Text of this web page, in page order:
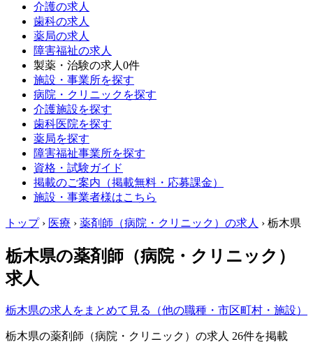
介護の求人
歯科の求人
薬局の求人
障害福祉の求人
製薬・治験の求人 0件
施設・事業所を探す
病院・クリニックを探す
介護施設を探す
歯科医院を探す
薬局を探す
障害福祉事業所を探す
資格・試験ガイド
掲載のご案内（掲載無料・応募課金）
施設・事業者様はこちら
トップ › 医療 › 薬剤師（病院・クリニック）の求人 › 栃木県
栃木県の薬剤師（病院・クリニック）
求人
栃木県の求人をまとめて見る（他の職種・市区町村・施設）
栃木県の薬剤師（病院・クリニック）の求人 26件を掲載